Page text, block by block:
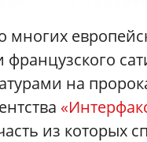
на
из которых